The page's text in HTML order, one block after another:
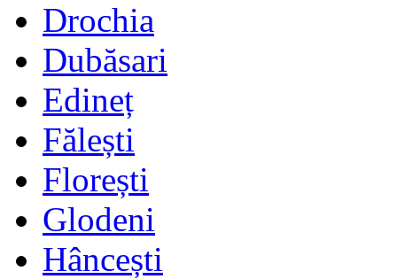
Drochia
Dubăsari
Edineț
Fălești
Florești
Glodeni
Hâncești